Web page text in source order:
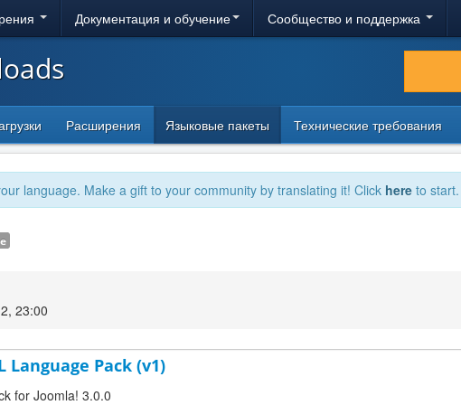
Документация и обучение Сообщество и поддержка
Расширения Языковые пакеты Технические требования
language. Make a gift to your community by translating it! Click here to start.
23:00
Language Pack (v1)
for Joomla! 3.0.0